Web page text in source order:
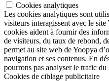
Cookies analytiques
Les cookies analytiques sont
visiteurs interagissent avec le
cookies aident à fournir des
de visiteurs, du taux de rebond,
permet au site web de Yoopya
navigation et ses contenus. En
pourrons pas analyser le trafic du
Cookies de ciblage publicitaire